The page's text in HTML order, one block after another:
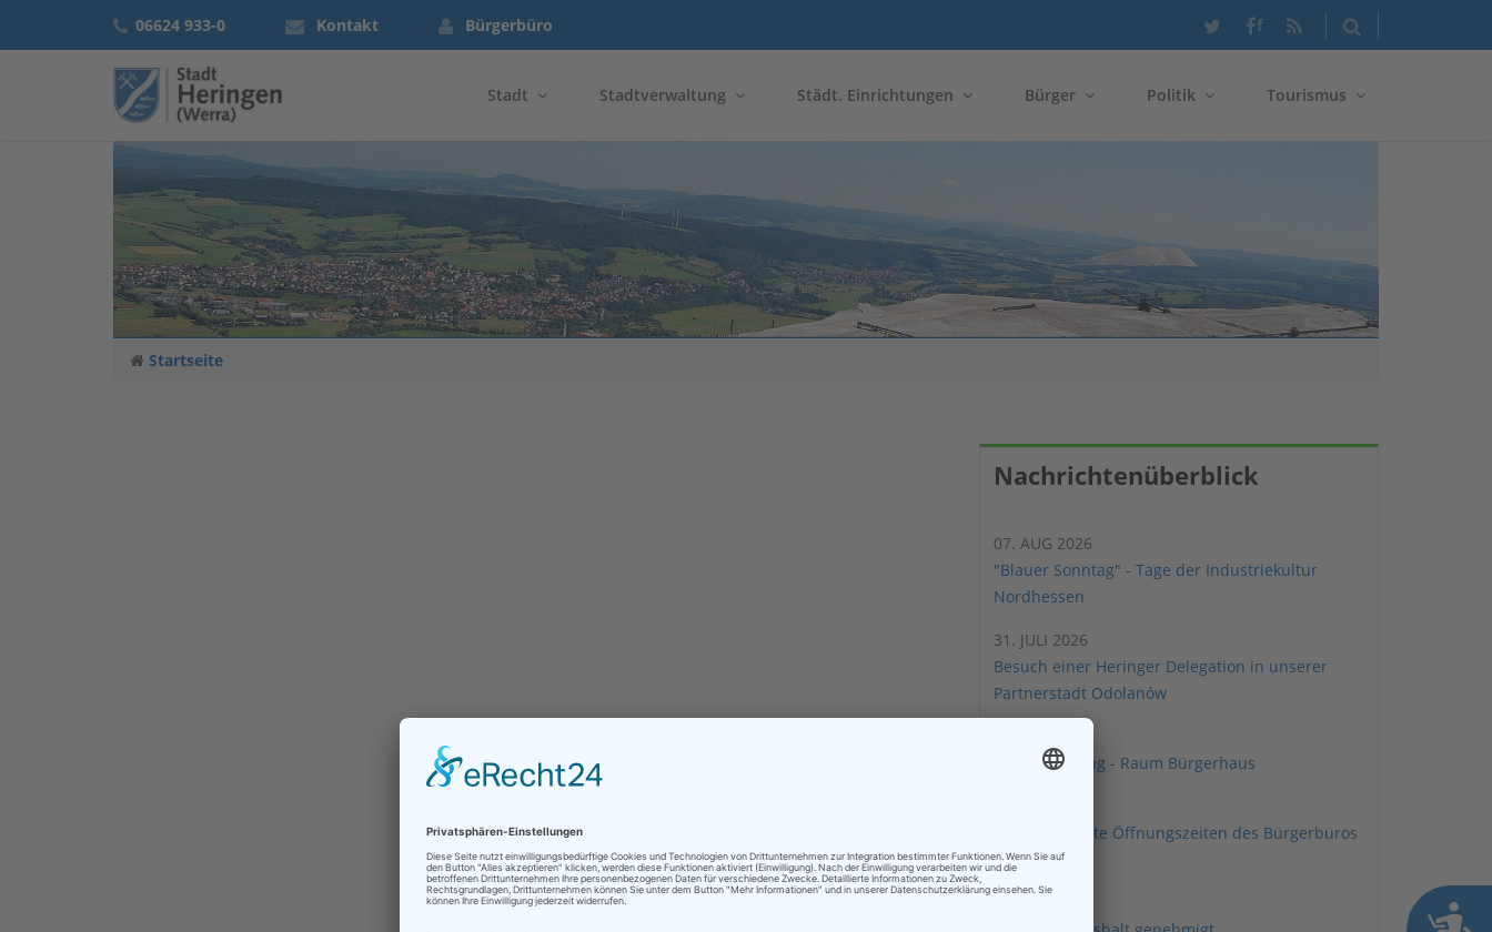
06624 933-0 Kontakt Bürgerbüro f
Stadt Stadtverwaltung Städt. Einrichtungen Bürger Politik Tourismus
Startseite
Nachrichtenüberblick
07. AUG 2026
"Blauer Sonntag" - Tage der Industriekultur
Nordhessen
31. JULI 2026
Besuch einer Heringer Delegation in unserer
Partnerstadt Odolanów
Ausschreibung - Raum Bürgerhaus
Eingeschränkte Öffnungszeiten des Bürgerbüros
am 13.8.2026